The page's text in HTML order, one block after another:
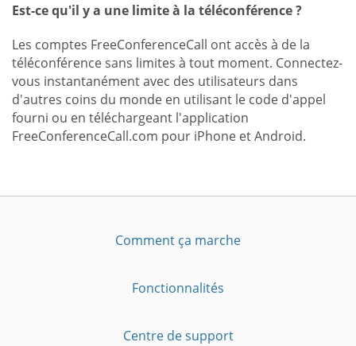
Est-ce qu'il y a une limite à la téléconférence ?
Les comptes FreeConferenceCall ont accès à de la
téléconférence sans limites à tout moment. Connectez-
vous instantanément avec des utilisateurs dans
d'autres coins du monde en utilisant le code d'appel
fourni ou en téléchargeant l'application
FreeConferenceCall.com pour iPhone et Android.
Comment ça marche
Fonctionnalités
Centre de support